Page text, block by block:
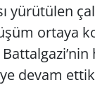
yürütülen
ortaya
devam